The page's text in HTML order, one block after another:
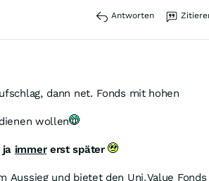
Antworten
dann net. Fonds mit hohen
wollen
ja immererst später
und bietet den Uni.Value Fonds